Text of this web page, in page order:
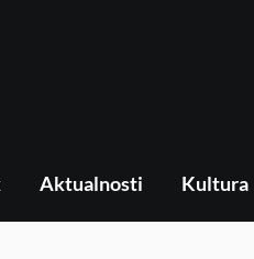
Aktualnosti Kultura